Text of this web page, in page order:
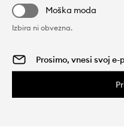
Moška moda
Izbira ni obvezna.